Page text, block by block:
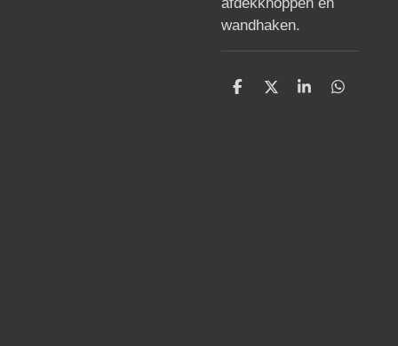
wandhaken.
D
D
S
D